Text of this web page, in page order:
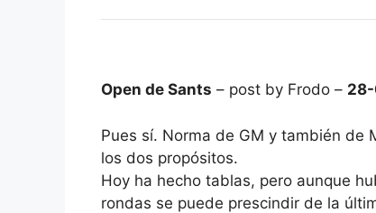
Open de Sants – post by Frodo –
Pues sí. Norma de GM y también de
los dos propósitos.
Hoy ha hecho tablas, pero aunque
rondas se puede prescindir de la